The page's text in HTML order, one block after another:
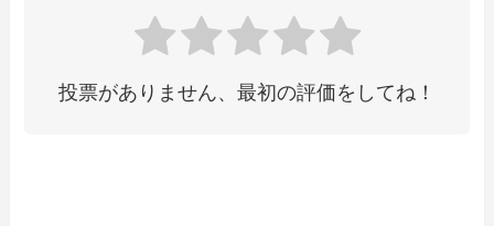
投票がありません、最初の評価をしてね！